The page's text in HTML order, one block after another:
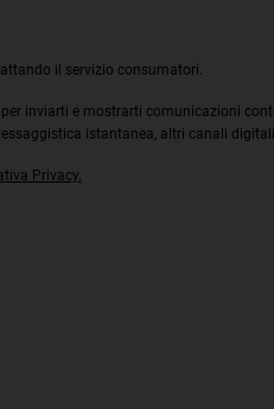
il servizio consumatori.
inviarti e mostrarti comunicazioni
istantanea, altri canali
Privacy.